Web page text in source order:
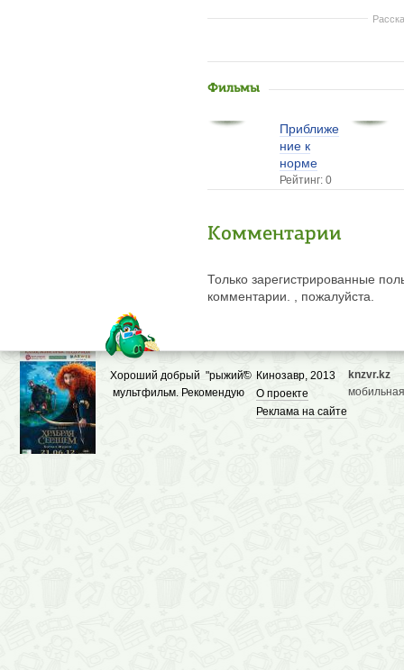
Фильмы
Приближе
ние к
норме
Рейтинг: 0
Комментарии
Только зарегистрированные
комментарии. , пожалуйста.
© Кинозавр, 2013
О проекте
Реклама на сайте
Хороший добрый "рыжий"
мультфильм. Рекомендую
knzvr.kz